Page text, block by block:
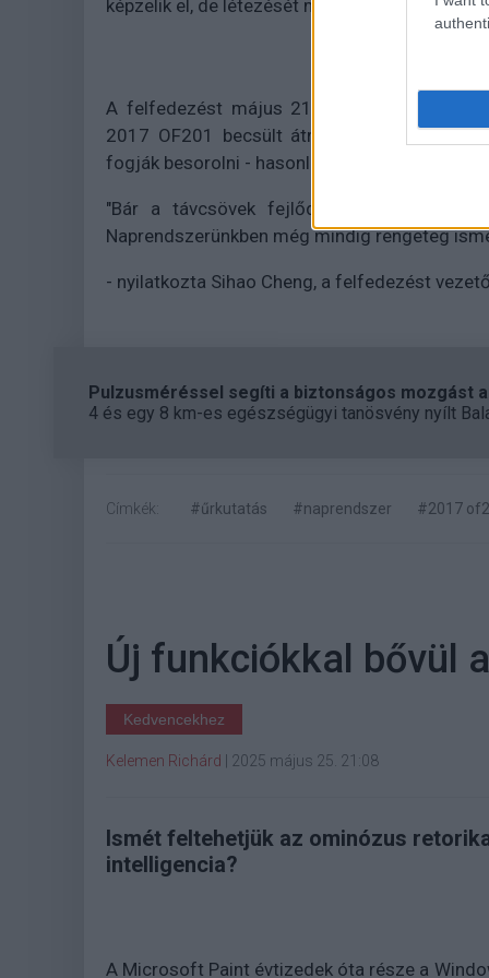
képzelik el, de létezését még nem sikerült
A felfedezést május 21-én jelentette be a
2017 OF201 becsült átmérője körülbelül
fogják besorolni - hasonlóan a 2006-ban
"Bár a távcsövek fejlődésével a
Naprendszerünkben még mindig rengeteg
- nyilatkozta Sihao Cheng, a felfedezést
Pulzusméréssel segíti a biztonságos mozgást
4 és egy 8 km-es egészségügyi tanösvény nyílt
Címkék: #űrkutatás #naprendszer #2017
Új funkciókkal bővül
Kedvencekhez
Kelemen Richárd 2025 május 25. 21:08
Ismét feltehetjük az ominózus
intelligencia?
A Microsoft Paint évtizedek óta része a